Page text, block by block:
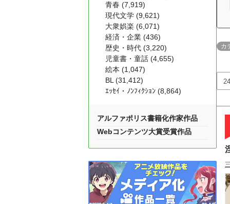
カ
青春 (7,919)
現代文学 (9,621)
大衆娯楽 (6,071)
経済・企業 (436)
歴史・時代 (3,220)
児童書・童話 (4,655)
絵本 (1,047)
BL (31,412)
ｴｯｾｲ・ﾉﾝﾌｨｸｼｮﾝ (8,864)
アルファポリス書籍化作家作品
Webコンテンツ大賞受賞作品